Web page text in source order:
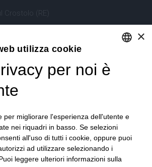
Crostolo (RE)
00764300356
News Archivio/Portfolio
×
utilizza cookie
per noi è
per migliorare l'esperienza dell'utente e
nei riquadri in basso. Se selezioni
all'uso di tutti i cookie, oppure puoi
ad utilizzare selezionando i
leggere ulteriori informazioni sulla